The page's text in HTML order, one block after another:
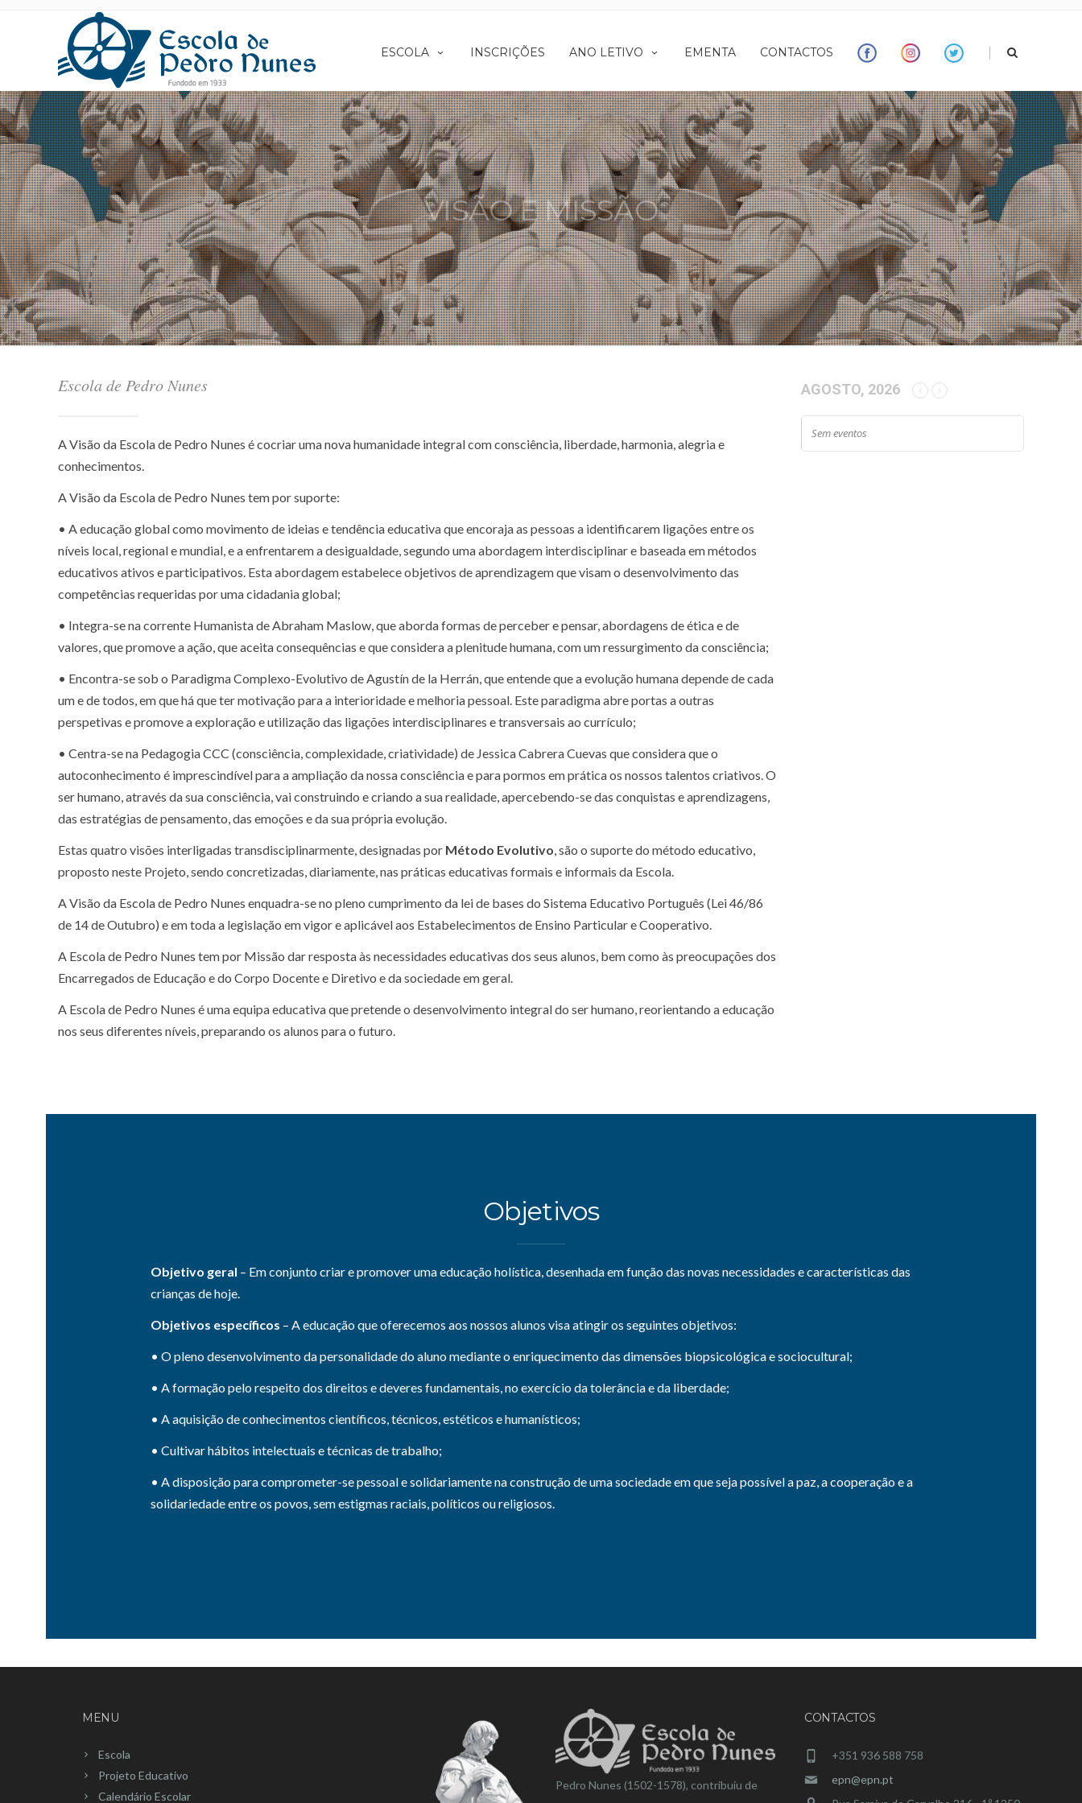
ESCOLA INSCRIÇÕES ANO LETIVO EMENTA CONTACTOS |
VISÃO E MISSÃO
Escola de Pedro Nunes
A Visão da Escola de Pedro Nunes é cocriar uma nova humanidade integral com consciência, liberdade, harmonia, alegria e
conhecimentos.
A Visão da Escola de Pedro Nunes tem por suporte:
• A educação global como movimento de ideias e tendência educativa que encoraja as pessoas a identificarem ligações entre os
níveis local, regional e mundial, e a enfrentarem a desigualdade, segundo uma abordagem interdisciplinar e baseada em métodos
educativos ativos e participativos. Esta abordagem estabelece objetivos de aprendizagem que visam o desenvolvimento das
competências requeridas por uma cidadania global;
• Integra-se na corrente Humanista de Abraham Maslow, que aborda formas de perceber e pensar, abordagens de ética e de
valores, que promove a ação, que aceita consequências e que considera a plenitude humana, com um ressurgimento da consciência;
• Encontra-se sob o Paradigma Complexo-Evolutivo de Agustín de la Herrán, que entende que a evolução humana depende de cada
um e de todos, em que há que ter motivação para a interioridade e melhoria pessoal. Este paradigma abre portas a outras
perspetivas e promove a exploração e utilização das ligações interdisciplinares e transversais ao currículo;
• Centra-se na Pedagogia CCC (consciência, complexidade, criatividade) de Jessica Cabrera Cuevas que considera que o
autoconhecimento é imprescindível para a ampliação da nossa consciência e para pormos em prática os nossos talentos criativos. O
ser humano, através da sua consciência, vai construindo e criando a sua realidade, apercebendo-se das conquistas e aprendizagens,
das estratégias de pensamento, das emoções e da sua própria evolução.
Estas quatro visões interligadas transdisciplinarmente, designadas por Método Evolutivo, são o suporte do método educativo,
proposto neste Projeto, sendo concretizadas, diariamente, nas práticas educativas formais e informais da Escola.
A Visão da Escola de Pedro Nunes enquadra-se no pleno cumprimento da lei de bases do Sistema Educativo Português (Lei 46/86
de 14 de Outubro) e em toda a legislação em vigor e aplicável aos Estabelecimentos de Ensino Particular e Cooperativo.
A Escola de Pedro Nunes tem por Missão dar resposta às necessidades educativas dos seus alunos, bem como às preocupações dos
Encarregados de Educação e do Corpo Docente e Diretivo e da sociedade em geral.
A Escola de Pedro Nunes é uma equipa educativa que pretende o desenvolvimento integral do ser humano, reorientando a educação
nos seus diferentes níveis, preparando os alunos para o futuro.
AGOSTO, 2026
Sem eventos
Objetivos
Objetivo geral – Em conjunto criar e promover uma educação holística, desenhada em função das novas necessidades e características das
crianças de hoje.
Objetivos específicos – A educação que oferecemos aos nossos alunos visa atingir os seguintes objetivos:
• O pleno desenvolvimento da personalidade do aluno mediante o enriquecimento das dimensões biopsicológica e sociocultural;
• A formação pelo respeito dos direitos e deveres fundamentais, no exercício da tolerância e da liberdade;
• A aquisição de conhecimentos científicos, técnicos, estéticos e humanísticos;
• Cultivar hábitos intelectuais e técnicas de trabalho;
• A disposição para comprometer-se pessoal e solidariamente na construção de uma sociedade em que seja possível a paz, a cooperação e a
solidariedade entre os povos, sem estigmas raciais, políticos ou religiosos.
MENU
Escola
Projeto Educativo
Calendário Escolar
Pedro Nunes (1502-1578), contribuiu de
CONTACTOS
+351 936 588 758
epn@epn.pt